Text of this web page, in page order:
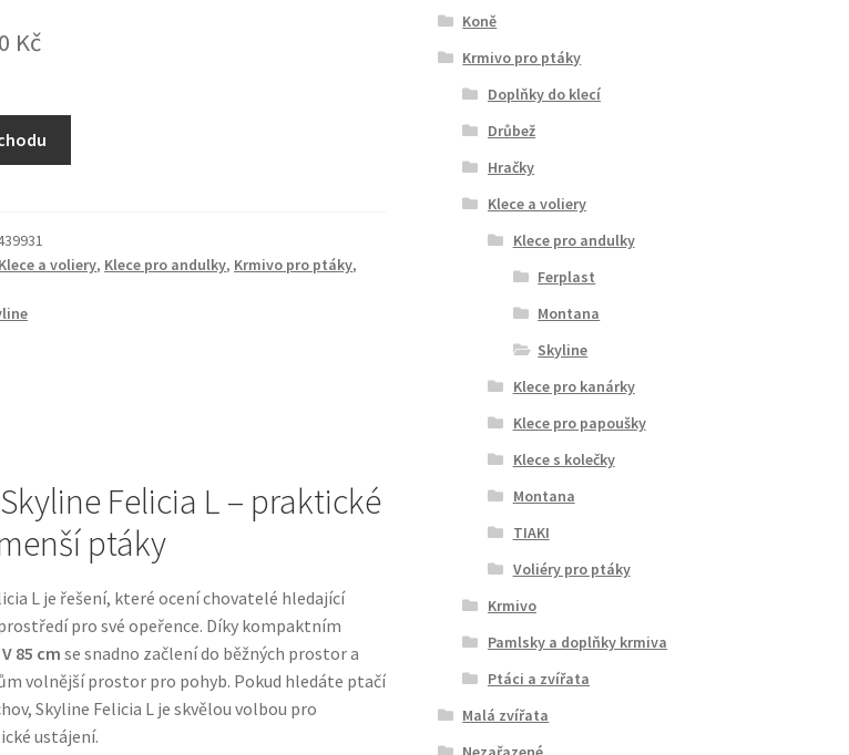
Kč
Klece a voliery, Klece pro andulky, Krmivo pro ptáky,
Felicia L – praktické
ptáky
L je řešení, které ocení chovatelé hledající
pro své opeřence. Díky kompaktním
V 85 cmse snadno začlení do běžných prostor a
volnější prostor pro pohyb. Pokud hledáte ptačí
Skyline Felicia L je skvělou volbou pro
ustájení.
Koně
Krmivo pro ptáky
Doplňky do klecí
Drůbež
Hračky
Klece a voliery
Klece pro andulky
Ferplast
Montana
Skyline
Klece pro kanárky
Klece pro papoušky
Klece s kolečky
Montana
TIAKI
Voliéry pro ptáky
Krmivo
Pamlsky a doplňky krmiva
Ptáci a zvířata
Malá zvířata